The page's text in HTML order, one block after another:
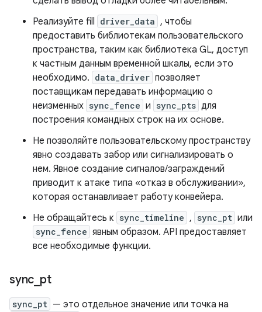
Реализуйте fill driver_data , чтобы
предоставить библиотекам пользовательского
пространства, таким как библиотека GL, доступ
к частным данным временной шкалы, если это
необходимо. data_driver позволяет
поставщикам передавать информацию о
неизменных sync_fence и sync_pts для
построения командных строк на их основе.
Не позволяйте пользовательскому пространству
явно создавать забор или сигнализировать о
нем. Явное создание сигналов/заграждений
приводит к атаке типа «отказ в обслуживании»,
которая останавливает работу конвейера.
Не обращайтесь к sync_timeline , sync_pt или
sync_fence явным образом. API предоставляет
все необходимые функции.
sync pt
sync_pt — это отдельное значение или точка на